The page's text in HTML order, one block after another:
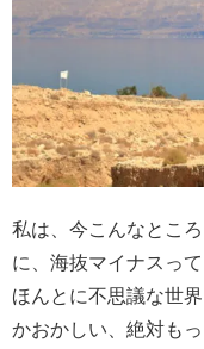
私は、今こんなとこ
に、海抜マイナスって
ほんとに不思議な世
かおかしい、絶対もっ